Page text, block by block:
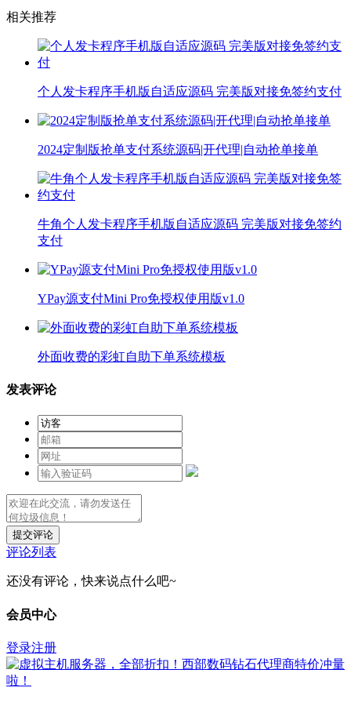
相关推荐
个人发卡程序手机版自适应源码 完美版对接免签约支付
2024定制版抢单支付系统源码|开代理|自动抢单接单
牛角个人发卡程序手机版自适应源码 完美版对接免签约
支付
YPay源支付Mini Pro免授权使用版v1.0
外面收费的彩虹自助下单系统模板
发表评论
提交评论
评论列表
还没有评论，快来说点什么吧~
会员中心
登录注册